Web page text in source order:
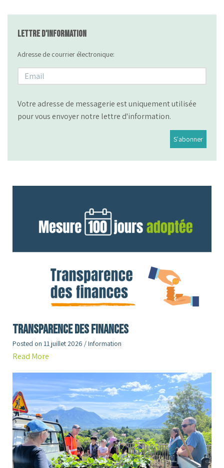
Lettre d'information
Adresse de courrier électronique:
Votre adresse de messagerie est uniquement utilisée
pour vous envoyer notre lettre d'information.
Transparence des finances
Posted on 11 juillet 2026 /Information
Read More